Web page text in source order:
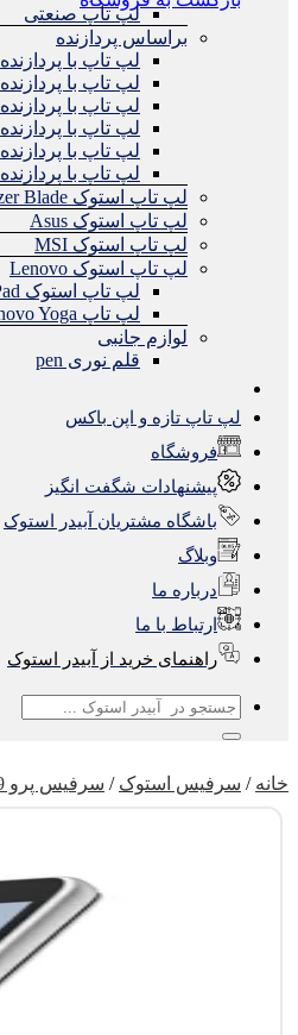
لپ تاپ صنعتی
براساس پردازنده
لپ تاپ با پردازنده Core i5
لپ تاپ با پردازنده Core i7
لپ تاپ با پردازنده Core i9
لپ تاپ با پردازنده Ryzen 5
لپ تاپ با پردازنده Ryzen 7
لپ تاپ با پردازنده Ryzen 9
لپ تاپ استوک Razer Blade
لپ تاپ استوک Asus
لپ تاپ استوک MSI
لپ تاپ استوک Lenovo
لپ تاپ استوک Lenovo ThinkPad
لپ تاپ Lenovo Yoga
لوازم جانبی
قلم نوری pen
لپ تاپ تازه و اپن باکس
فروشگاه
پیشنهادات شگفت انگیز
باشگاه مشتریان آبیدر استوک
وبلاگ
درباره ما
ارتباط با ما
راهنمای خرید از آبیدر استوک
جستجو
خانه / سرفیس استوک / سرفیس پرو 9